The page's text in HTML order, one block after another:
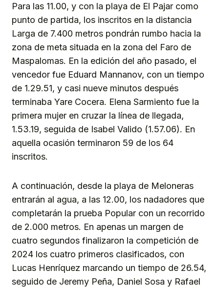
Para las 11.00, y con la playa de El Pajar como
punto de partida, los inscritos en la distancia
Larga de 7.400 metros pondrán rumbo hacia la
zona de meta situada en la zona del Faro de
Maspalomas. En la edición del año pasado, el
vencedor fue Eduard Mannanov, con un tiempo
de 1.29.51, y casi nueve minutos después
terminaba Yare Cocera. Elena Sarmiento fue la
primera mujer en cruzar la línea de llegada,
1.53.19, seguida de Isabel Valido (1.57.06). En
aquella ocasión terminaron 59 de los 64
inscritos.
A continuación, desde la playa de Meloneras
entrarán al agua, a las 12.00, los nadadores que
completarán la prueba Popular con un recorrido
de 2.000 metros. En apenas un margen de
cuatro segundos finalizaron la competición de
2024 los cuatro primeros clasificados, con
Lucas Henríquez marcando un tiempo de 26.54,
seguido de Jeremy Peña, Daniel Sosa y Rafael